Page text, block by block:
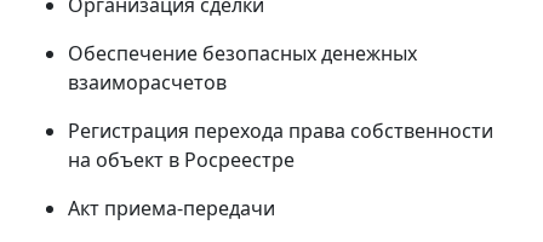
Обеспечение безопасных денежных
взаиморасчетов
Регистрация перехода права собственности
на объект в Росреестре
Акт приема-передачи